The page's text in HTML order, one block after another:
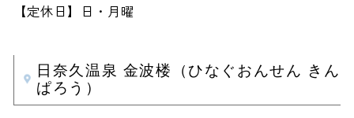
【定休日】日・月曜
日奈久温泉 金波楼（ひなぐおんせん きん
ぱろう）